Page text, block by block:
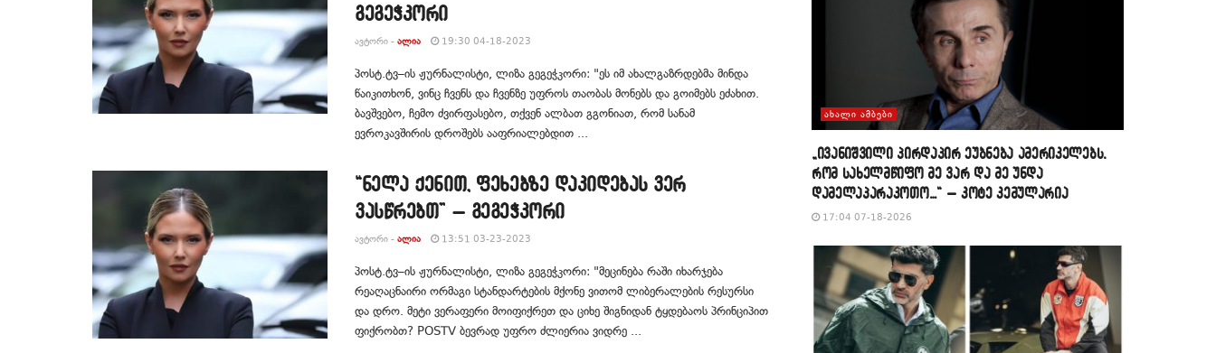
გეგეჭკორი
ᲐᲕᲢᲝᲠᲘ - ᲐᲚᲘᲐ 19:30 04-18-2023
პოსტ.ტვ–ის ჟურნალისტი, ლიზა გეგეჭკორი: "ეს იმ ახალგაზრდებმა მინდა
წაიკითხონ, ვინც ჩვენს და ჩვენზე უფროს თაობას მონებს და გოიმებს ეძახით.
ბავშვებო, ჩემო ძვირფასებო, თქვენ ალბათ გგონიათ, რომ სანამ
ევროკავშირის დროშებს ააფრიალებდით ...
“ნელა ქენით, ფეხებზე დაკიდებას ვერ
ვასწრებთ” – გეგეჭკორი
ᲐᲕᲢᲝᲠᲘ - ᲐᲚᲘᲐ 13:51 03-23-2023
პოსტ.ტვ–ის ჟურნალისტი, ლიზა გეგეჭკორი: "მეცინება რაში იხარჯება
რეაღაცნაირი ორმაგი სტანდარტების მქონე ვითომ ლიბერალების რესურსი
და დრო. მეტი ვერაფერი მოიფიქრეთ და ციხე შიგნიდან ტყდებაოს პრინციპით
ფიქრობთ? POSTV ბევრად უფრო ძლიერია ვიდრე ...
ᲐᲮᲐᲚᲘ ᲐᲛᲑᲔᲑᲘ
„ივანიშვილი პირდაპირ ეუბნება ამერიკელებს,
რომ სახელმწიფო მე ვარ და მე უნდა
დამელაპარაკოთო…“ – კოტე კემულარია
17:04 07-18-2026